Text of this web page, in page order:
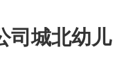
司城北幼儿